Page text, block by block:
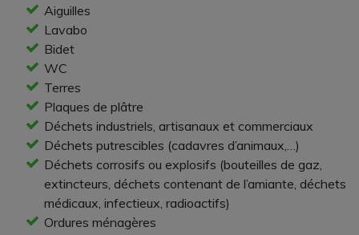
Aiguilles
Lavabo
Bidet
WC
Terres
Plaques de plâtre
Déchets industriels, artisanaux et commerciaux
Déchets putrescibles (cadavres d’animaux,…)
Déchets corrosifs ou explosifs (bouteilles de gaz,
extincteurs, déchets contenant de l’amiante, déchets
médicaux, infectieux, radioactifs)
Ordures ménagères